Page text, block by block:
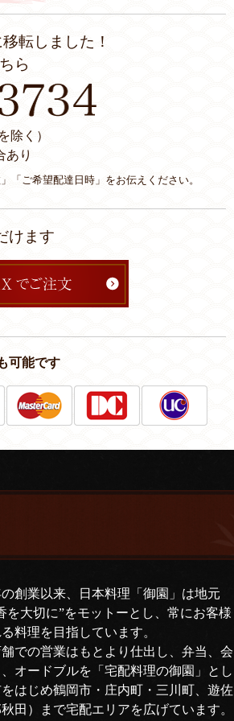
転しました！
ら
除く）
あり
「ご希望配達日時」をお伝えください。
けます
可能です
創業以来、日本料理「御園」は地元
を大切に”をモットーとし、常にお客様
料理を目指しています。
での営業はもとより仕出し、弁当、会
オードブルを「宅配料理の御園」とし
はじめ鶴岡市・庄内町・三川町、遊佐
田）まで宅配エリアを広げています。